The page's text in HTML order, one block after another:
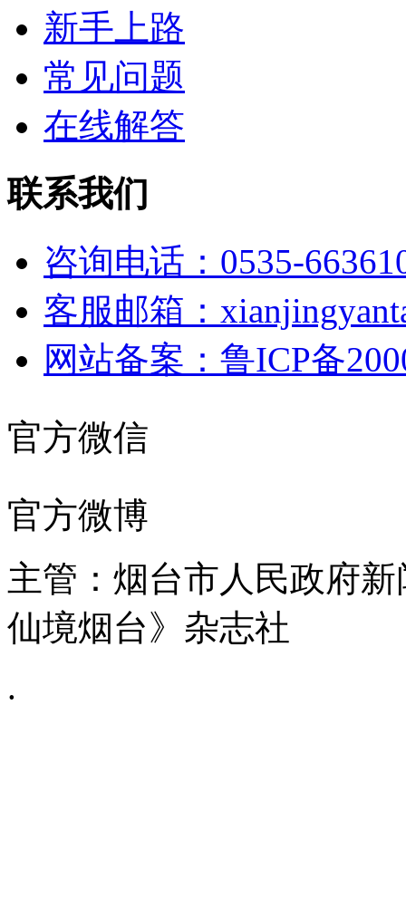
新手上路
常见问题
在线解答
联系我们
咨询电话：0535-
客服邮箱：
网站备案：鲁ICP备
官方微信
官方微博
主管：烟台市人民政府
仙境烟台》杂志社
.